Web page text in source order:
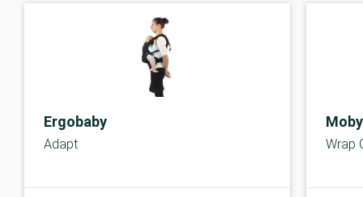
Ergobaby
Adapt
Moby
Wrap